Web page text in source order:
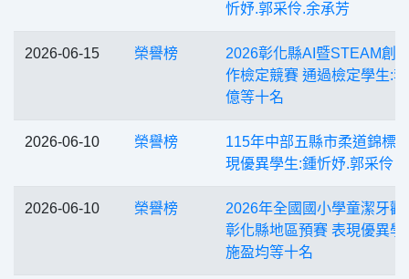
忻妤.郭采伶.余承芳
2026-06-15 榮譽榜
2026彰化縣AI暨STEAM創
作檢定競賽 通過檢定學生:
億等十名
2026-06-10 榮譽榜
115年中部五縣市柔道錦標
現優異學生:鍾忻妤.郭采伶
2026-06-10 榮譽榜
2026年全國國小學童潔牙觀
彰化縣地區預賽 表現優異學
施盈均等十名